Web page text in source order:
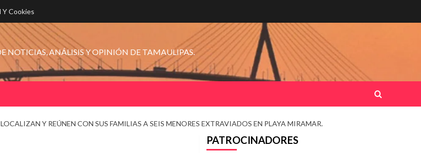
Y Cookies
NOTICIAS, ANÁLISIS Y OPINIÓN DE TAMAULIPAS.
Y REÚNEN CON SUS FAMILIAS A SEIS MENORES EXTRAVIADOS EN PLAYA MIRAMAR.
PATROCINADORES